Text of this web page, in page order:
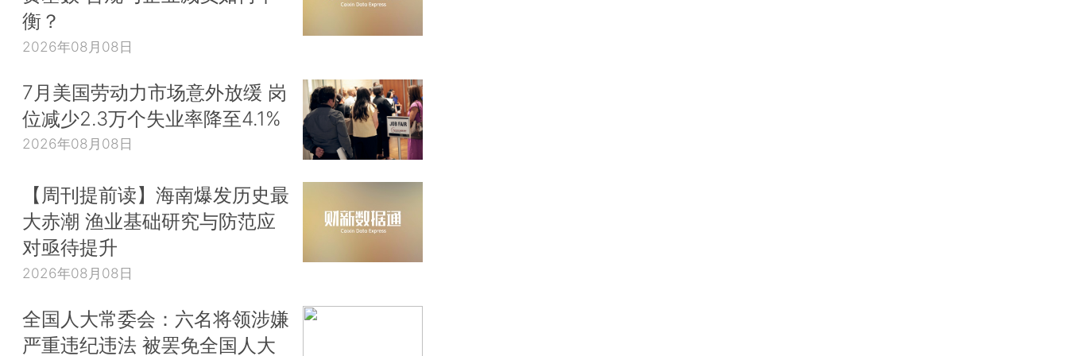
衡？
2026年08月08日
7月美国劳动力市场意外放缓 岗
位减少2.3万个失业率降至4.1%
2026年08月08日
【周刊提前读】海南爆发历史最
大赤潮 渔业基础研究与防范应
对亟待提升
2026年08月08日
全国人大常委会：六名将领涉嫌
严重违纪违法 被罢免全国人大